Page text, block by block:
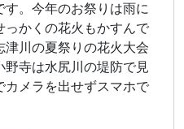
。今年のお祭りは雨に
っかくの花火もかすんで
津川の夏祭りの花火大会
野寺は水尻川の堤防で見
カメラを出せずスマホで